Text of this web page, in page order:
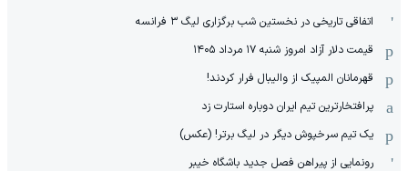
اتفاقی تاریخی در نخستین شب برگزاری لیگ ۳ فرانسه
قیمت دلار آزاد امروز شنبه ۱۷ مرداد ۱۴۰۵
قهرمانان المپیک از والیبال فرار کردند!
پرافتخارترین تیم ایران دوباره استارت زد
یک تیم سرخپوش دیگر در لیگ برتر! (عکس)
رونمایی از پیراهن فصل جدید باشگاه خیبر